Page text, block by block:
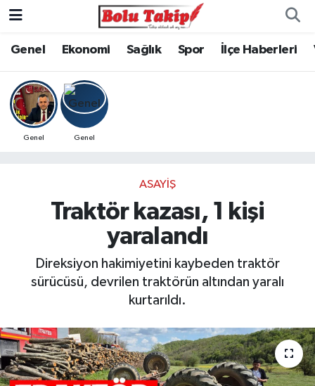
Genel Ekonomi Sağlık Spor İlçe Haberleri
Genel Genel
ASAYIŞ
Traktör kazası, 1 kişi
yaralandı
Direksiyon hakimiyetini kaybeden traktör
sürücüsü, devrilen traktörün altından yaralı
kurtarıldı.